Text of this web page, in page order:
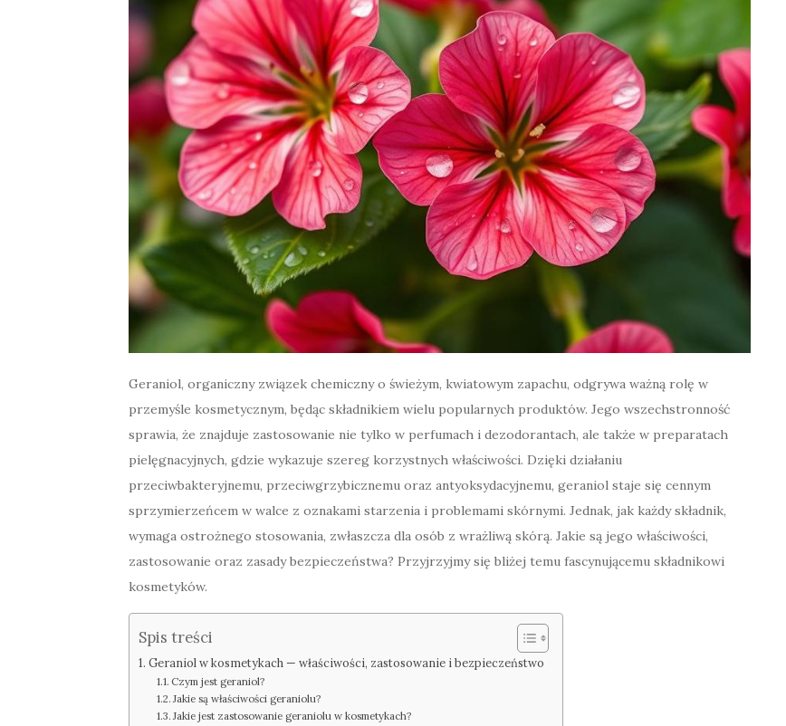
Geraniol, organiczny związek chemiczny o świeżym, kwiatowym zapachu, odgrywa ważną rolę w
przemyśle kosmetycznym, będąc składnikiem wielu popularnych produktów. Jego wszechstronność
sprawia, że znajduje zastosowanie nie tylko w perfumach i dezodorantach, ale także w preparatach
pielęgnacyjnych, gdzie wykazuje szereg korzystnych właściwości. Dzięki działaniu
przeciwbakteryjnemu, przeciwgrzybicznemu oraz antyoksydacyjnemu, geraniol staje się cennym
sprzymierzeńcem w walce z oznakami starzenia i problemami skórnymi. Jednak, jak każdy składnik,
wymaga ostrożnego stosowania, zwłaszcza dla osób z wrażliwą skórą. Jakie są jego właściwości,
zastosowanie oraz zasady bezpieczeństwa? Przyjrzyjmy się bliżej temu fascynującemu składnikowi
kosmetyków.
Spis treści
Geraniol w kosmetykach — właściwości, zastosowanie i bezpieczeństwo
Czym jest geraniol?
Jakie są właściwości geraniolu?
Jakie jest zastosowanie geraniolu w kosmetykach?